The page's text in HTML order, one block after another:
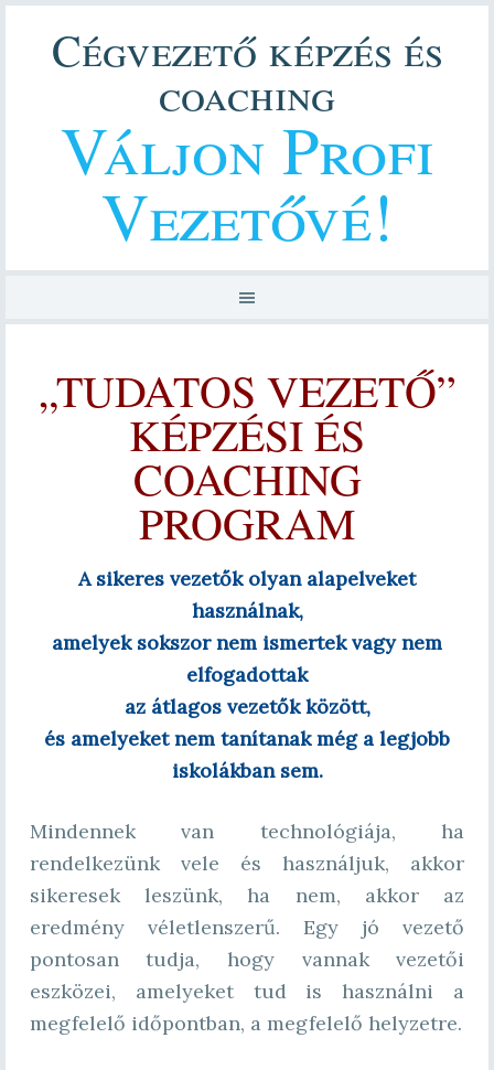
Cégvezető képzés és
coaching
Váljon Profi
Vezetővé!
„TUDATOS VEZETŐ”
KÉPZÉSI ÉS
COACHING
PROGRAM
A sikeres vezetők olyan alapelveket
használnak,
amelyek sokszor nem ismertek vagy nem
elfogadottak
az átlagos vezetők között,
és amelyeket nem tanítanak még a legjobb
iskolákban sem.
Mindennek van technológiája, ha
rendelkezünk vele és használjuk, akkor
sikeresek leszünk, ha nem, akkor az
eredmény véletlenszerű. Egy jó vezető
pontosan tudja, hogy vannak vezetői
eszközei, amelyeket tud is használni a
megfelelő időpontban, a megfelelő helyzetre.